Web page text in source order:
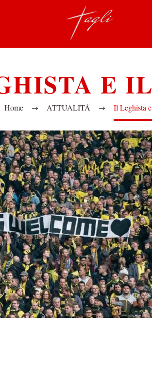
E
Home ATTUALITÀ Il Leghista